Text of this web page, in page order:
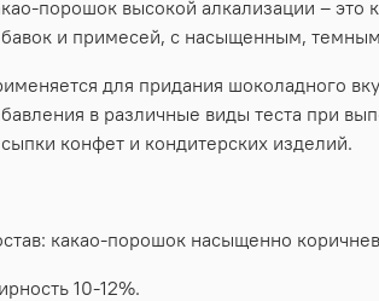
порошок высокой алкализации –
и примесей, с насыщенным,
для придания шоколадного
в различные виды теста при
конфет и кондитерских изделий.
какао-порошок насыщенно
10-12%.